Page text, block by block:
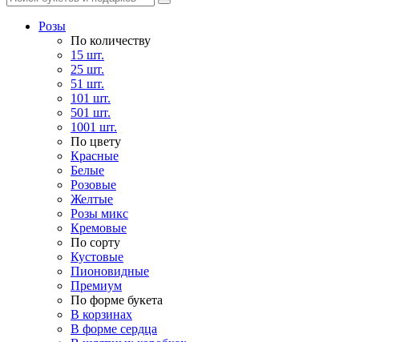
Розы
По количеству
15 шт.
25 шт.
51 шт.
101 шт.
501 шт.
1001 шт.
По цвету
Красные
Белые
Розовые
Желтые
Розы микс
Кремовые
По сорту
Кустовые
Пионовидные
Премиум
По форме букета
В корзинах
В форме сердца